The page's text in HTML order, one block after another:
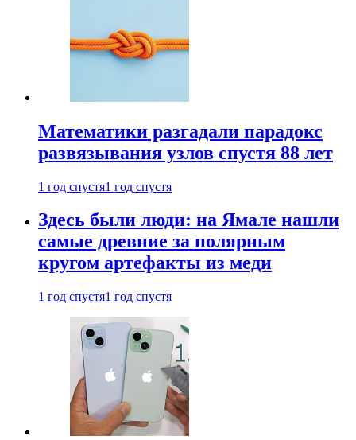
Математики разгадали парадокс
развязывания узлов спустя 88 лет
1 год спустя1 год спустя
Здесь были люди: на Ямале нашли
самые древние за полярным
кругом артефакты из меди
1 год спустя1 год спустя